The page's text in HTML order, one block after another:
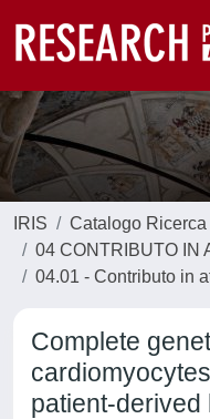
IRIS
Catalogo
04 CONTRIBUTO IN
04.01 - Contributo in
Complete
patient-derived